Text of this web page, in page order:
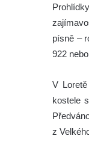
písně –
922
V
kostele
z